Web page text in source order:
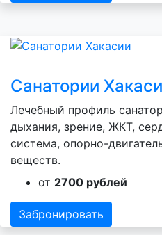
Санатории
Лечебный профиль
дыхания, зрение, ЖКТ,
система, опорно-
веществ.
от 2700 рублей
Забронировать